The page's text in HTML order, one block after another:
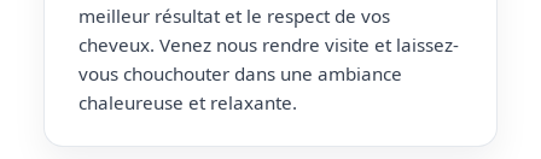
meilleur résultat et le respect de vos
cheveux. Venez nous rendre visite et laissez-
vous chouchouter dans une ambiance
chaleureuse et relaxante.